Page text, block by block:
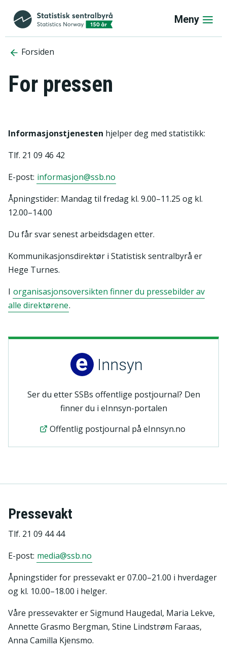
Meny
Forsiden
For pressen
Informasjonstjenesten hjelper deg med statistikk:
Tlf. 21 09 46 42
E-post: informasjon@ssb.no
Åpningstider: Mandag til fredag kl. 9.00–11.25 og kl.
12.00–14.00
Du får svar senest arbeidsdagen etter.
Kommunikasjonsdirektør i Statistisk sentralbyrå er
Hege Turnes.
I organisasjonsoversikten finner du pressebilder av
alle direktørene.
Ser du etter SSBs offentlige postjournal? Den
finner du i eInnsyn-portalen
Offentlig postjournal på eInnsyn.no
Pressevakt
Tlf. 21 09 44 44
E-post: media@ssb.no
Åpningstider for pressevakt er 07.00–21.00 i hverdager
og kl. 10.00–18.00 i helger.
Våre pressevakter er Sigmund Haugedal, Maria Lekve,
Annette Grasmo Bergman, Stine Lindstrøm Faraas,
Anna Camilla Kjensmo.